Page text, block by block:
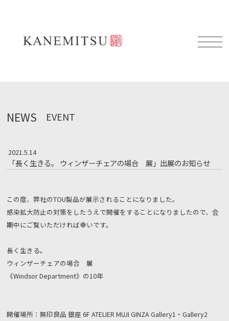
NEWS EVENT
2021.5.14
「長く生きる。 ウィンザーチェアの場合 展」出展のお知らせ
この度、弊社のTOU製品が展示されることになりました。
感染拡大防止の対策をしたうえで開催をすることになりましたので、会
期中にご覧いただければ幸いです。
長く生きる。
ウィンザーチェアの場合 展
《Windsor Department》の10年
開催場所：無印良品 銀座 6F ATELIER MUJI GINZA Gallery1・Gallery2